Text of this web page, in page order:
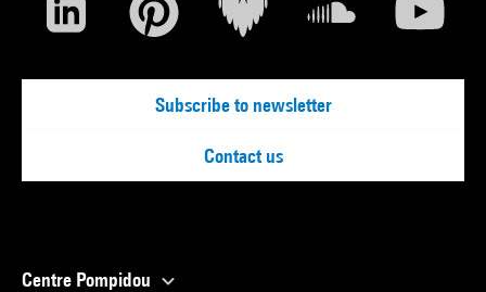
Subscribe to newsletter
Contact us
Centre Pompidou